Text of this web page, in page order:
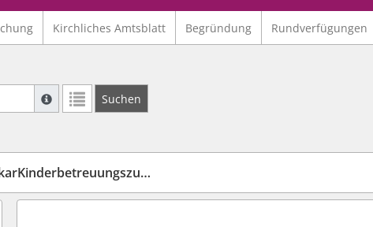
Kirchliches Amtsblatt Begründung Rundverfügungen
Suche mit Platzhalter "*", Bsp. Pfarrer*, findet auch:
Suchen
Logo Ev. Kirche von
VO)